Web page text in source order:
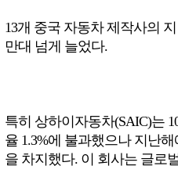
13개 중국 자동차 제작사의
만대 넘게 늘었다.
특히 상하이자동차(SAIC)는
율 1.3%에 불과했으나 지난
을 차지했다. 이 회사는 글로